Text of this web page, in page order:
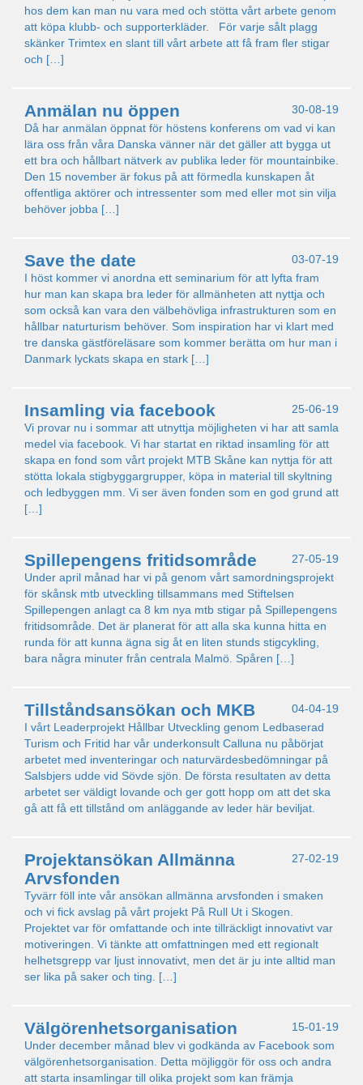
hos dem kan man nu vara med och stötta vårt arbete genom
att köpa klubb- och supporterkläder. För varje sålt plagg
skänker Trimtex en slant till vårt arbete att få fram fler stigar
och […]
30-08-19
Anmälan nu öppen
Då har anmälan öppnat för höstens konferens om vad vi kan
lära oss från våra Danska vänner när det gäller att bygga ut
ett bra och hållbart nätverk av publika leder för mountainbike.
Den 15 november är fokus på att förmedla kunskapen åt
offentliga aktörer och intressenter som med eller mot sin vilja
behöver jobba […]
03-07-19
Save the date
I höst kommer vi anordna ett seminarium för att lyfta fram
hur man kan skapa bra leder för allmänheten att nyttja och
som också kan vara den välbehövliga infrastrukturen som en
hållbar naturturism behöver. Som inspiration har vi klart med
tre danska gästföreläsare som kommer berätta om hur man i
Danmark lyckats skapa en stark […]
25-06-19
Insamling via facebook
Vi provar nu i sommar att utnyttja möjligheten vi har att samla
medel via facebook. Vi har startat en riktad insamling för att
skapa en fond som vårt projekt MTB Skåne kan nyttja för att
stötta lokala stigbyggargrupper, köpa in material till skyltning
och ledbyggen mm. Vi ser även fonden som en god grund att
[…]
27-05-19
Spillepengens fritidsområde
Under april månad har vi på genom vårt samordningsprojekt
för skånsk mtb utveckling tillsammans med Stiftelsen
Spillepengen anlagt ca 8 km nya mtb stigar på Spillepengens
fritidsområde. Det är planerat för att alla ska kunna hitta en
runda för att kunna ägna sig åt en liten stunds stigcykling,
bara några minuter från centrala Malmö. Spåren […]
04-04-19
Tillståndsansökan och MKB
I vårt Leaderprojekt Hållbar Utveckling genom Ledbaserad
Turism och Fritid har vår underkonsult Calluna nu påbörjat
arbetet med inventeringar och naturvärdesbedömningar på
Salsbjers udde vid Sövde sjön. De första resultaten av detta
arbetet ser väldigt lovande och ger gott hopp om att det ska
gå att få ett tillstånd om anläggande av leder här beviljat.
27-02-19
Projektansökan Allmänna
Arvsfonden
Tyvärr föll inte vår ansökan allmänna arvsfonden i smaken
och vi fick avslag på vårt projekt På Rull Ut i Skogen.
Projektet var för omfattande och inte tillräckligt innovativt var
motiveringen. Vi tänkte att omfattningen med ett regionalt
helhetsgrepp var ljust innovativt, men det är ju inte alltid man
ser lika på saker och ting. […]
15-01-19
Välgörenhetsorganisation
Under december månad blev vi godkända av Facebook som
välgörenhetsorganisation. Detta möjliggör för oss och andra
att starta insamlingar till olika projekt som kan främja